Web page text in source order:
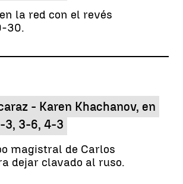
la red con el revés
30.
- Karen Khachanov, en
3, 3-6, 4-3
magistral de Carlos
dejar clavado al ruso.